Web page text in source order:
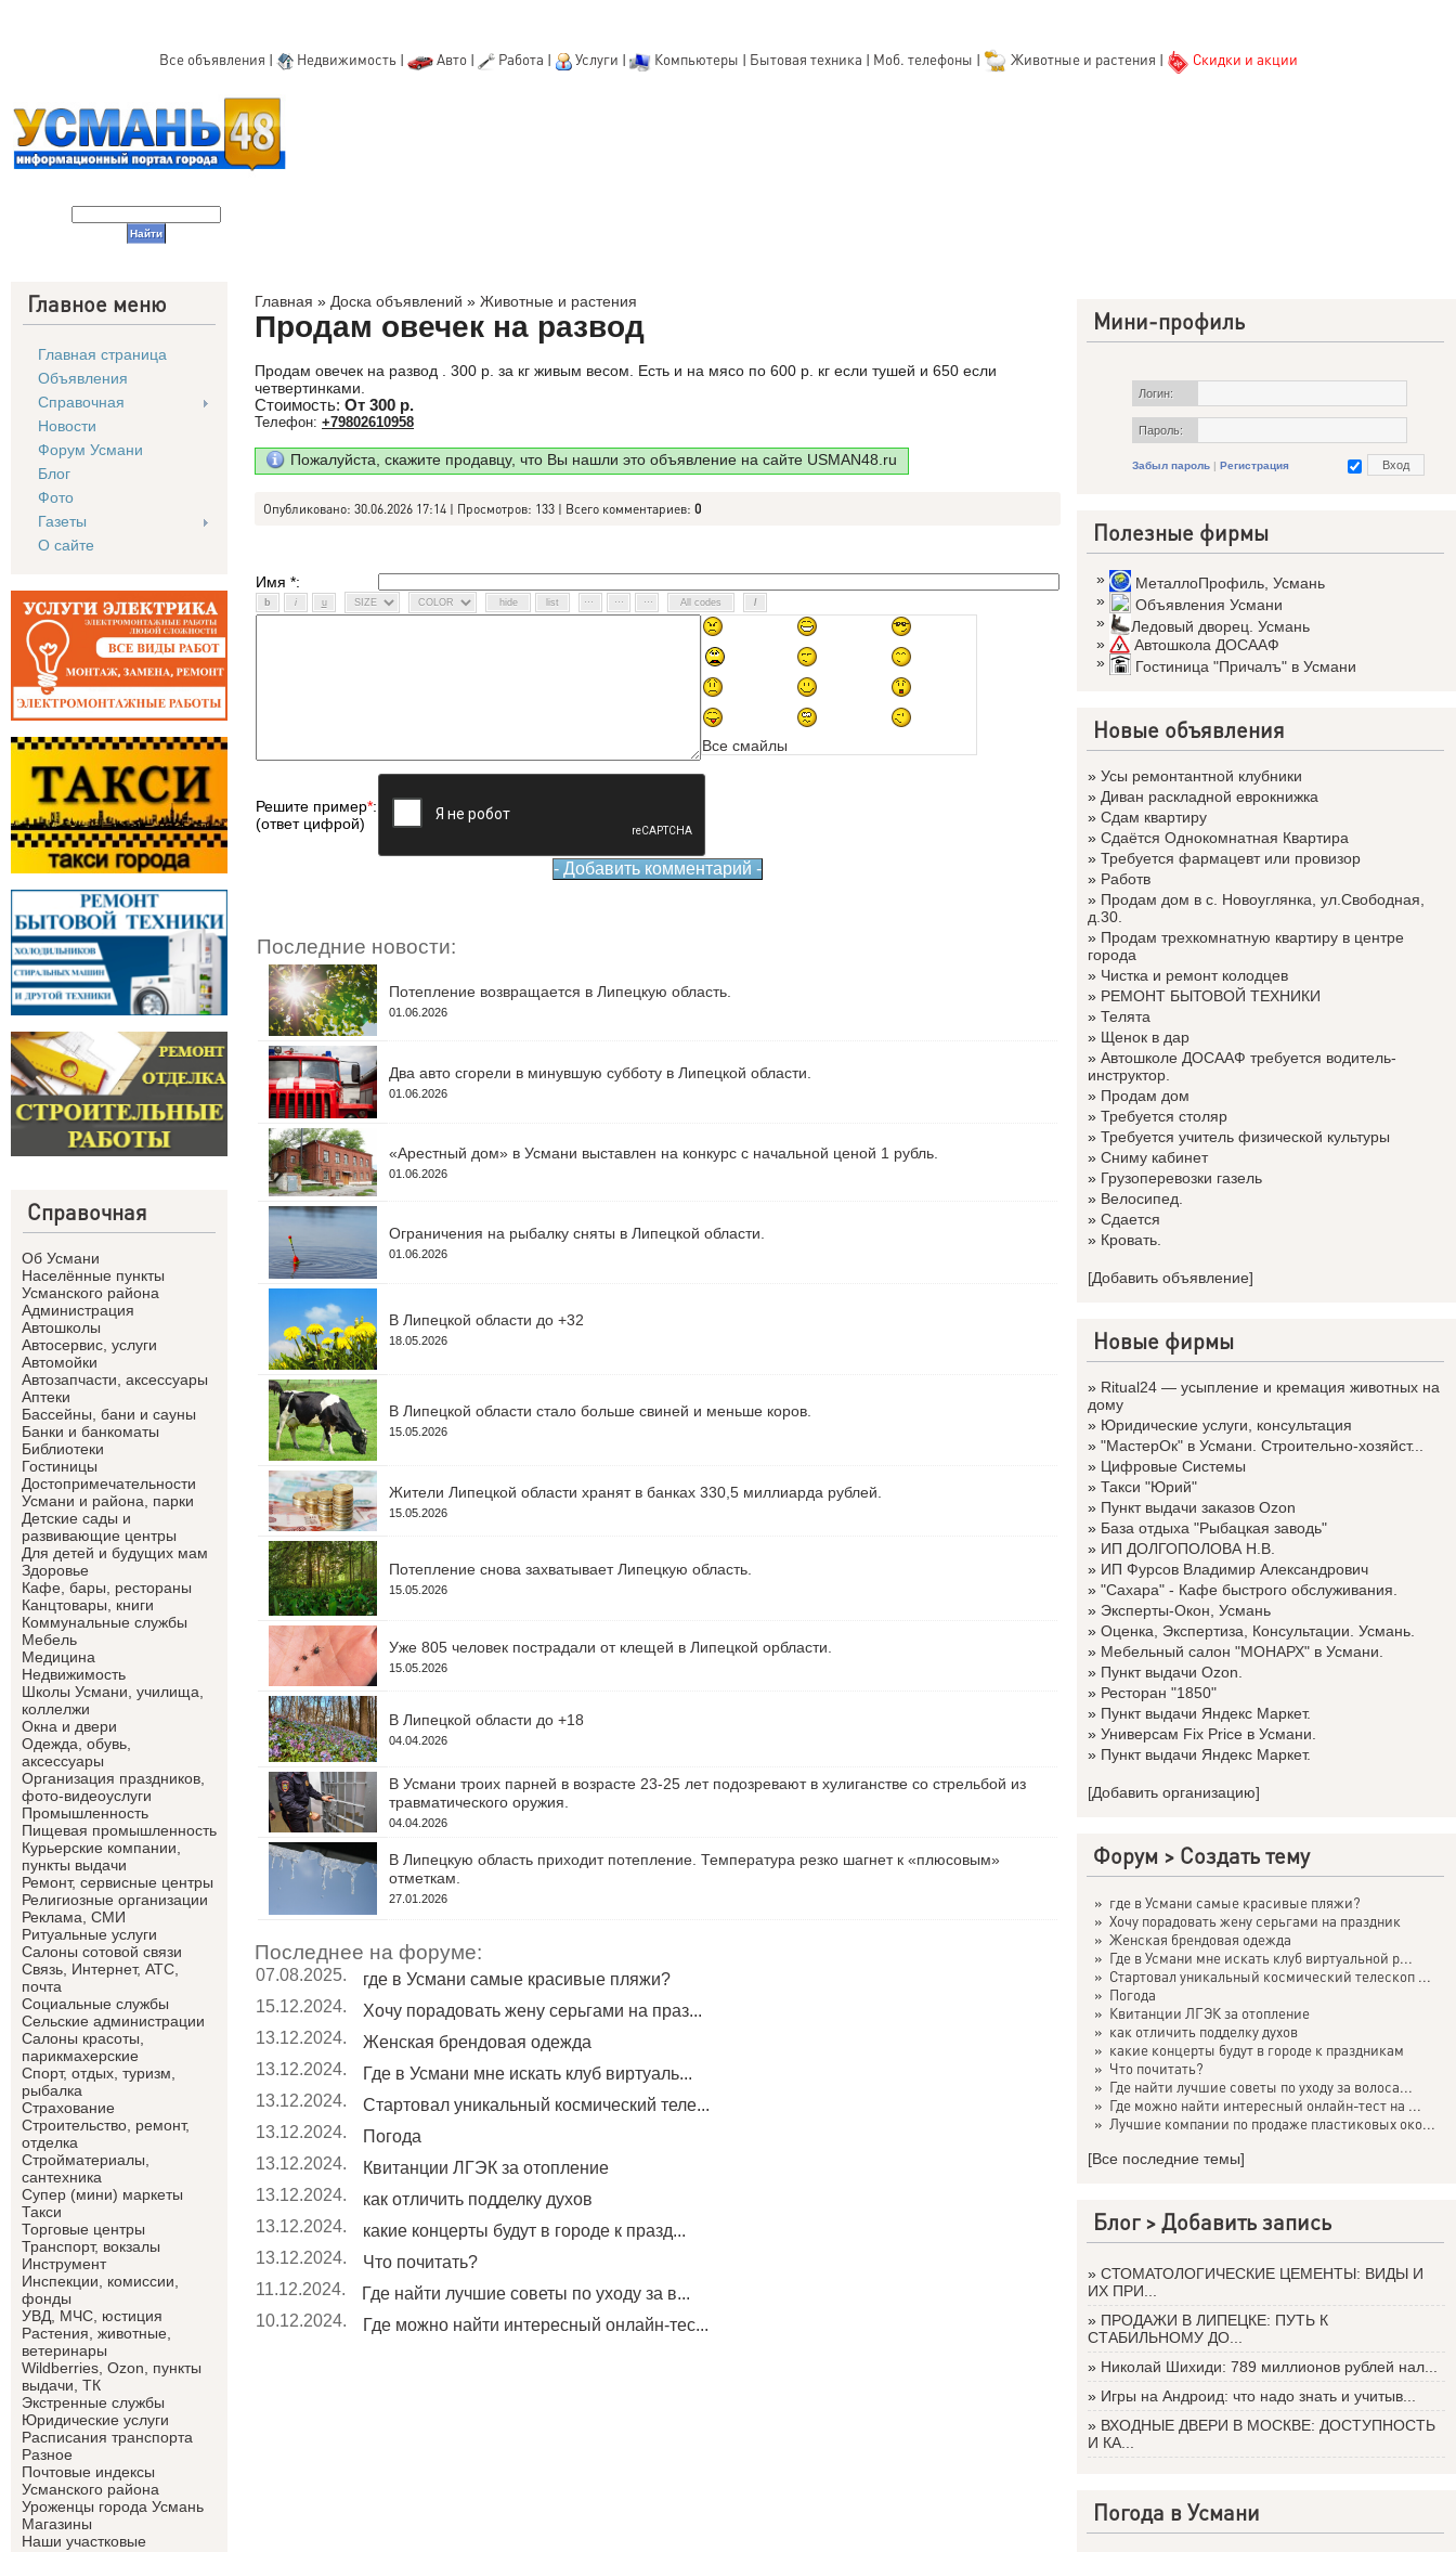
Все объявления | Недвижимость | Авто| Работа | Услуги | Компьютеры | Бытовая техника | Моб. телефоны | Животные и растения | Скидки и акции
Главное меню
Главная страница
Объявления
Справочная
Новости
Форум Усмани
Блог
Фото
Газеты
О сайте
Справочная
Об Усмани
Населённые пункты
Усманского района
Администрация
Автошколы
Автосервис, услуги
Автомойки
Автозапчасти, аксессуары
Аптеки
Бассейны, бани и сауны
Банки и банкоматы
Библиотеки
Гостиницы
Достопримечательности
Усмани и района, парки
Детские сады и
развивающие центры
Для детей и будущих мам
Здоровье
Кафе, бары, рестораны
Канцтовары, книги
Коммунальные службы
Мебель
Медицина
Недвижимость
Школы Усмани, училища,
коллелжи
Окна и двери
Одежда, обувь,
аксессуары
Организация праздников,
фото-видеоуслуги
Промышленность
Пищевая промышленность
Курьерские компании,
пункты выдачи
Ремонт, сервисные центры
Религиозные организации
Реклама, СМИ
Ритуальные услуги
Салоны сотовой связи
Связь, Интернет, АТС,
почта
Социальные службы
Сельские администрации
Салоны красоты,
парикмахерские
Спорт, отдых, туризм,
рыбалка
Страхование
Строительство, ремонт,
отделка
Cтройматериалы,
сантехника
Супер (мини) маркеты
Такси
Торговые центры
Транспорт, вокзалы
Инструмент
Инспекции, комиссии,
фонды
УВД, МЧС, юстиция
Растения, животные,
ветеринары
Wildberries, Ozon, пункты
выдачи, ТК
Экстренные службы
Юридические услуги
Расписания транспорта
Разное
Почтовые индексы
Усманского района
Уроженцы города Усмань
Магазины
Наши участковые
Главная » Доска объявлений » Животные и растения
Продам овечек на развод
Продам овечек на развод . 300 р. за кг живым весом. Есть и на мясо по 600 р. кг если тушей и 650 если
четвертинками.
Стоимость: От 300 р.
Телефон: +79802610958
Пожалуйста, скажите продавцу, что Вы нашли это объявление на сайте USMAN48.ru
Опубликовано: 30.06.2026 17:14 | Просмотров: 133 | Всего комментариев: 0
Имя *:
Все смайлы
Решите пример*:
(ответ цифрой)
Последние новости:
Потепление возвращается в Липецкую область.
01.06.2026
Два авто сгорели в минувшую субботу в Липецкой области.
01.06.2026
«Арестный дом» в Усмани выставлен на конкурс с начальной ценой 1 рубль.
01.06.2026
Ограничения на рыбалку сняты в Липецкой области.
01.06.2026
В Липецкой области до +32
18.05.2026
В Липецкой области стало больше свиней и меньше коров.
15.05.2026
Жители Липецкой области хранят в банках 330,5 миллиарда рублей.
15.05.2026
Потепление снова захватывает Липецкую область.
15.05.2026
Уже 805 человек пострадали от клещей в Липецкой орбласти.
15.05.2026
В Липецкой области до +18
04.04.2026
В Усмани троих парней в возрасте 23-25 лет подозревают в хулиганстве со стрельбой из
травматического оружия.
04.04.2026
В Липецкую область приходит потепление. Температура резко шагнет к «плюсовым»
отметкам.
27.01.2026
Последнее на форуме:
07.08.2025.
где в Усмани самые красивые пляжи?
15.12.2024.
Хочу порадовать жену серьгами на праз...
13.12.2024.
Женская брендовая одежда
13.12.2024.
Где в Усмани мне искать клуб виртуаль...
13.12.2024.
Стартовал уникальный космический теле...
13.12.2024.
Погода
13.12.2024.
Квитанции ЛГЭК за отопление
13.12.2024.
как отличить подделку духов
13.12.2024.
какие концерты будут в городе к празд...
13.12.2024.
Что почитать?
11.12.2024.
Где найти лучшие советы по уходу за в...
10.12.2024.
Где можно найти интересный онлайн-тес...
Мини-профиль
Логин:
Пароль:
Забыл пароль | Регистрация
Полезные фирмы
» МеталлоПрофиль Усмань
»
Объявления Усмани
»
Ледовый дворец. Усмань
»
Автошкола ДОСААФ
»
Гостиница "Причалъ" в Усмани
Новые объявления
» Усы ремонтантной клубники
» Диван раскладной еврокнижка
» Сдам квартиру
» Сдаётся Однокомнатная Квартира
» Требуется фармацевт или провизор
» Работв
» Продам дом в с. Новоуглянка, ул.Свободная,
д.30.
» Продам трехкомнатную квартиру в центре
города
» Чистка и ремонт колодцев
» РЕМОНТ БЫТОВОЙ ТЕХНИКИ
» Телята
» Щенок в дар
» Автошколе ДОСААФ требуется водитель-
инструктор.
» Продам дом
» Требуется столяр
» Требуется учитель физической культуры
» Сниму кабинет
» Грузоперевозки газель
» Велосипед.
» Сдается
» Кровать.
[Добавить объявление]
Новые фирмы
» Ritual24 — усыпление и кремация животных на
дому
» Юридические услуги, консультация
» "МастерОк" в Усмани. Строительно-хозяйст...
» Цифровые Системы
» Такси "Юрий"
» Пункт выдачи заказов Ozon
» База отдыха "Рыбацкая заводь"
» ИП ДОЛГОПОЛОВА Н.В.
» ИП Фурсов Владимир Александрович
» "Сахара" - Кафе быстрого обслуживания.
» Эксперты-Окон, Усмань
» Оценка, Экспертиза, Консультации. Усмань.
» Мебельный салон "МОНАРХ" в Усмани.
» Пункт выдачи Ozon.
» Ресторан "1850"
» Пункт выдачи Яндекс Маркет.
» Универсам Fix Price в Усмани.
» Пункт выдачи Яндекс Маркет.
[Добавить организацию]
Форум > Создать тему
» где в Усмани самые красивые пляжи?
» Хочу порадовать жену серьгами на праздник
» Женская брендовая одежда
» Где в Усмани мне искать клуб виртуальной р...
» Стартовал уникальный космический телескоп ...
» Погода
» Квитанции ЛГЭК за отопление
» как отличить подделку духов
» какие концерты будут в городе к праздникам
» Что почитать?
» Где найти лучшие советы по уходу за волоса...
» Где можно найти интересный онлайн-тест на ...
» Лучшие компании по продаже пластиковых око...
[Все последние темы]
Блог >Добавить запись
» СТОМАТОЛОГИЧЕСКИЕ ЦЕМЕНТЫ: ВИДЫ И
ИХ ПРИ...
» ПРОДАЖИ В ЛИПЕЦКЕ: ПУТЬ К
СТАБИЛЬНОМУ ДО...
» Николай Шихиди: 789 миллионов рублей нал...
» Игры на Андроид: что надо знать и учитыв...
» ВХОДНЫЕ ДВЕРИ В МОСКВЕ: ДОСТУПНОСТЬ
И КА...
Погода в Усмани